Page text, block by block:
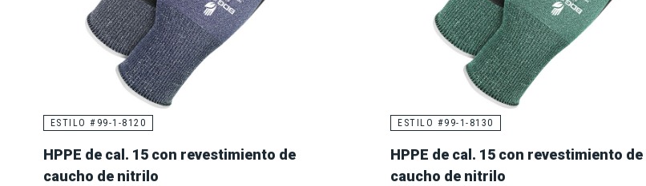
ESTILO #99-1-8120
HPPE de cal. 15 con revestimiento de
caucho de nitrilo
ESTILO #99-1-8130
HPPE de cal. 15 con revestimiento de
caucho de nitrilo